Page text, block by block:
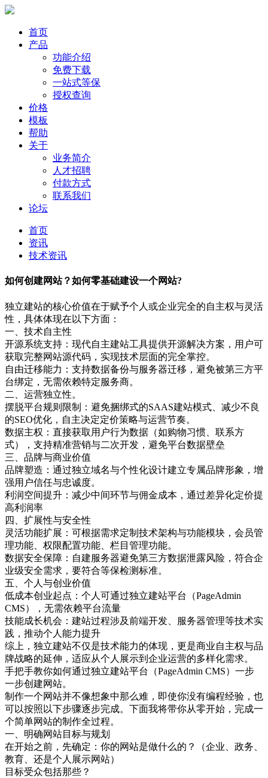
首页
产品
功能介绍
免费下载
一站式等保
授权查询
价格
模板
帮助
关于
业务简介
人才招聘
付款方式
联系我们
论坛
首页
资讯
技术资讯
如何创建网站？如何零基础建设一个网站?
独立建站的核心价值在于赋予个人或企业完全的自主权与灵活
性，具体体现在以下方面：
一、技术自主性
‌开源系统支持‌：现代自主建站工具提供开源解决方案，用户可
获取完整网站源代码，实现技术层面的完全掌控。
‌自由迁移能力‌：支持数据备份与服务器迁移，避免被第三方平
台绑定，无需依赖特定服务商。
二、运营独立性。
‌摆脱平台规则限制‌：避免捆绑式的SAAS建站模式、减少不良
的SEO优化，自主决定定价策略与运营节奏。
‌数据主权‌：直接获取用户行为数据（如购物习惯、联系方
式），支持精准营销与二次开发，避免平台数据壁垒
三、品牌与商业价值
‌品牌塑造‌：通过独立域名与个性化设计建立专属品牌形象，增
强用户信任与忠诚度。
‌利润空间提升‌：减少中间环节与佣金成本，通过差异化定价提
高利润率
四、扩展性与安全性
‌灵活功能扩展‌：可根据需求定制技术架构与功能模块，会员管
理功能、权限配置功能、栏目管理功能。
‌数据安全保障‌：自建服务器避免第三方数据泄露风险，符合企
业级安全需求，要符合等保检测标准。
五、个人与创业价值
‌低成本创业起点‌：个人可通过独立建站平台（PageAdmin
CMS），无需依赖平台流量
‌技能成长机会‌：建站过程涉及前端开发、服务器管理等技术实
践，推动个人能力提升
综上，独立建站不仅是技术能力的体现，更是商业自主权与品
牌战略的延伸，适应从个人展示到企业运营的多样化需求。
手把手教你如何通过独立建站平台（PageAdmin CMS）一步
一步创建网站。
制作一个网站并不像想象中那么难，即使你没有编程经验，也
可以按照以下步骤逐步完成。下面我将带你从零开始，完成一
个简单网站的制作全过程。
一、明确网站目标与规划
在开始之前，先确定：你的网站是做什么的？（企业、政务、
教育、还是个人展示网站）
目标受众包括那些？